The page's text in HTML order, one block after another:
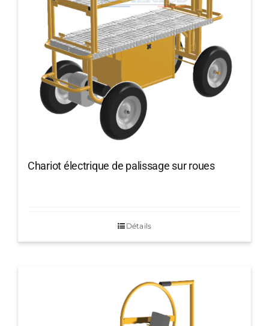
Chariot électrique de palissage sur roues
Détails